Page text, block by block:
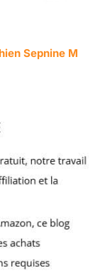
Sepnine M